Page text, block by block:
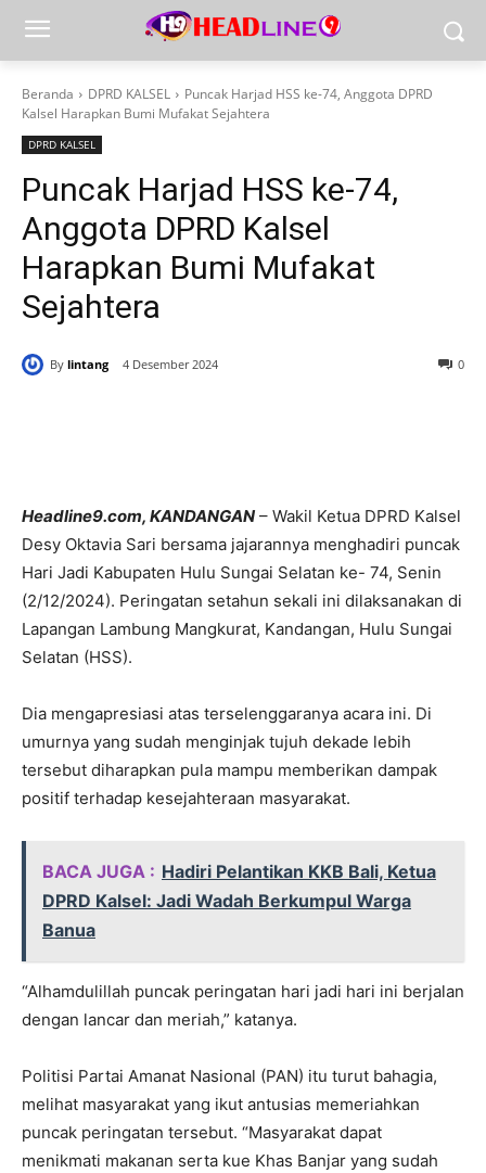
Beranda DPRD KALSEL
Puncak Harjad HSS ke-74, Anggota DPRD
Kalsel Harapkan Bumi Mufakat Sejahtera
DPRD KALSEL
Puncak Harjad HSS ke-74,
Anggota DPRD Kalsel
Harapkan Bumi Mufakat
Sejahtera
By lintang 4 Desember 2024 0
Headline9.com, KANDANGAN – Wakil Ketua DPRD Kalsel
Desy Oktavia Sari bersama jajarannya menghadiri puncak
Hari Jadi Kabupaten Hulu Sungai Selatan ke- 74, Senin
(2/12/2024). Peringatan setahun sekali ini dilaksanakan di
Lapangan Lambung Mangkurat, Kandangan, Hulu Sungai
Selatan (HSS).
Dia mengapresiasi atas terselenggaranya acara ini. Di
umurnya yang sudah menginjak tujuh dekade lebih
tersebut diharapkan pula mampu memberikan dampak
positif terhadap kesejahteraan masyarakat.
BACA JUGA : Hadiri Pelantikan KKB Bali, Ketua
DPRD Kalsel: Jadi Wadah Berkumpul Warga
Banua
“Alhamdulillah puncak peringatan hari jadi hari ini berjalan
dengan lancar dan meriah,” katanya.
Politisi Partai Amanat Nasional (PAN) itu turut bahagia,
melihat masyarakat yang ikut antusias memeriahkan
puncak peringatan tersebut. “Masyarakat dapat
menikmati makanan serta kue Khas Banjar yang sudah